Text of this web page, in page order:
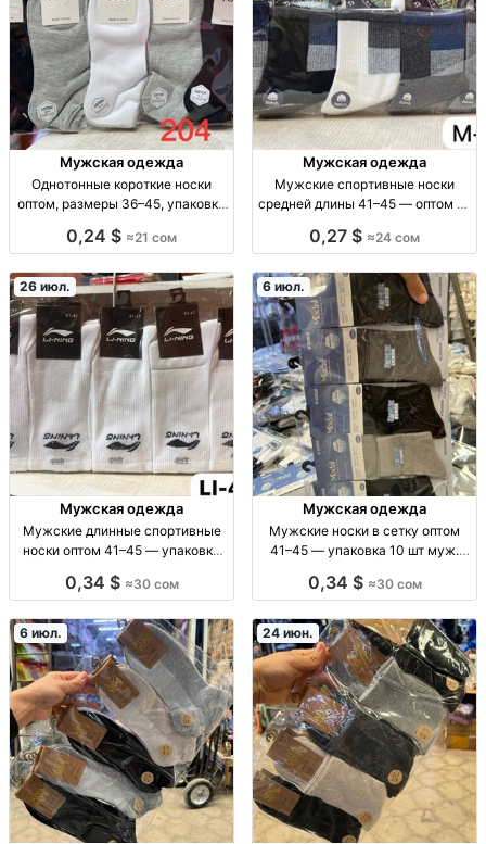
Мужская одежда
Однотонные короткие носки
оптом, размеры 36–45, упаковка
носки оптом, р-р 36–41 и 41–45,
0,24 $ ≈21 сом
Мужская одежда
Мужские спортивные носки
средней длины 41–45 — оптом 10
носки ср. длины, р.41–45, опт,
0,27 $ ≈24 сом
26 июл.
Мужская одежда
Мужские длинные спортивные
носки оптом 41–45 — упаковка
р-р 41–45, фас. 10 шт/уп., опт,
0,34 $ ≈30 сом
6 июл.
Мужская одежда
Мужские носки в сетку оптом
41–45 — упаковка 10 шт муж.
упак. 10 шт, дышащий материал/
0,34 $ ≈30 сом
6 июл. 24 июн.